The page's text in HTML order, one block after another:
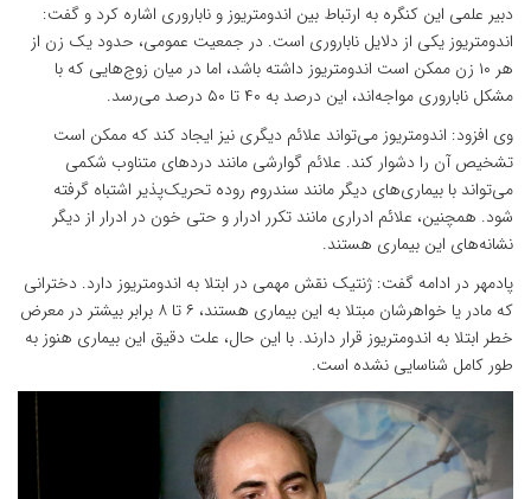
دبیر علمی این کنگره به ارتباط بین اندومتریوز و ناباروری اشاره کرد و گفت:
اندومتریوز یکی از دلایل ناباروری است. در جمعیت عمومی، حدود یک زن از
هر ۱۰ زن ممکن است اندومتریوز داشته باشد، اما در میان زوج‌هایی که با
مشکل ناباروری مواجه‌اند، این درصد به ۴۰ تا ۵۰ درصد می‌رسد.
وی افزود: اندومتریوز می‌تواند علائم دیگری نیز ایجاد کند که ممکن است
تشخیص آن را دشوار کند. علائم گوارشی مانند دردهای متناوب شکمی
می‌تواند با بیماری‌های دیگر مانند سندروم روده تحریک‌پذیر اشتباه گرفته
شود. همچنین، علائم ادراری مانند تکرر ادرار و حتی خون در ادرار از دیگر
نشانه‌های این بیماری هستند.
پادمهر در ادامه گفت: ژنتیک نقش مهمی در ابتلا به اندومتریوز دارد. دخترانی
که مادر یا خواهرشان مبتلا به این بیماری هستند، ۶ تا ۸ برابر بیشتر در معرض
خطر ابتلا به اندومتریوز قرار دارند. با این حال، علت دقیق این بیماری هنوز به
طور کامل شناسایی نشده است.